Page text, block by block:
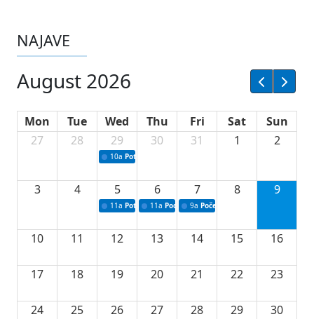
NAJAVE
August 2026
Mon Tue Wed Thu Fri Sat
Sun
27
28 29
10a Potpisivanje ugovora sa neprofitnim
30 31 1 2
3 4 5
11a Potpisivanje ugovora o stipendijama za
6
11a Podrška razvoju vodne infrastrukture u
7
9a Početak izgradnje nove
8 9
10 11 12 13 14 15 16
17 18 19 20 21 22 23
24 25 26 27 28 29 30